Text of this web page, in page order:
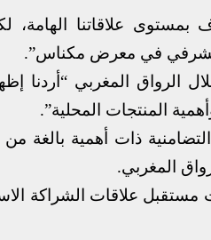
بمستوى علاقاتنا
الشرفي في معرض مكناس”.
المغربي “أردنا
المنتجات المحلية”.
ذات أهمية بالغة من
المغربي.
علاقات الشراكة